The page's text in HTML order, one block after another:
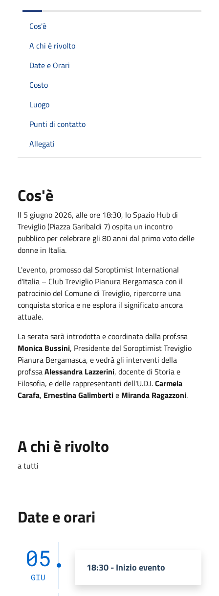
Cos'è
A chi è rivolto
Date e Orari
Costo
Luogo
Punti di contatto
Allegati
Cos'è
Il 5 giugno 2026, alle ore 18:30, lo Spazio Hub di
Treviglio (Piazza Garibaldi 7) ospita un incontro
pubblico per celebrare gli 80 anni dal primo voto delle
donne in Italia.
L'evento, promosso dal Soroptimist International
d'Italia – Club Treviglio Pianura Bergamasca con il
patrocinio del Comune di Treviglio, ripercorre una
conquista storica e ne esplora il significato ancora
attuale.
La serata sarà introdotta e coordinata dalla prof.ssa
Monica Bussini, Presidente del Soroptimist Treviglio
Pianura Bergamasca, e vedrà gli interventi della
prof.ssaAlessandra Lazzerini, docente di Storia e
Filosofia, e delle rappresentanti dell'U.D.I.Carmela
Carafa, Ernestina Galimbertie Miranda Ragazzoni.
A chi è rivolto
a tutti
Date e orari
05
GIU
18:30 - Inizio evento